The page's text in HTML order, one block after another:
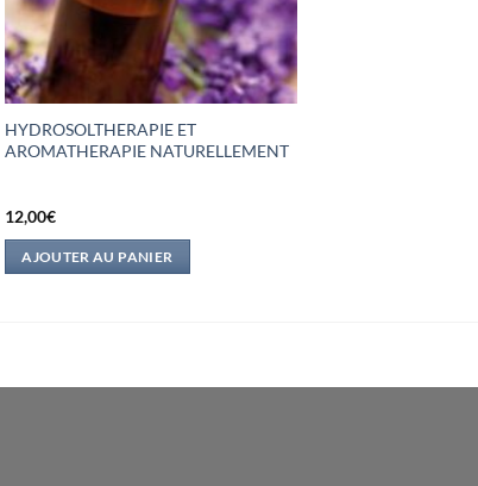
HYDROSOLTHERAPIE ET
AROMATHERAPIE NATURELLEMENT
12,00€
AJOUTER AU PANIER